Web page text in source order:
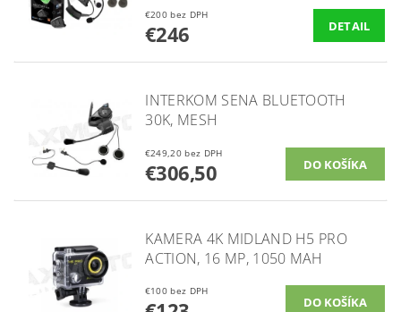
€200 bez DPH
€246 DETAIL
INTERKOM SENA BLUETOOTH
30K, MESH
€249,20 bez DPH
€306,50
KAMERA 4K MIDLAND H5 PRO
ACTION, 16 MP, 1050 MAH
€100 bez DPH